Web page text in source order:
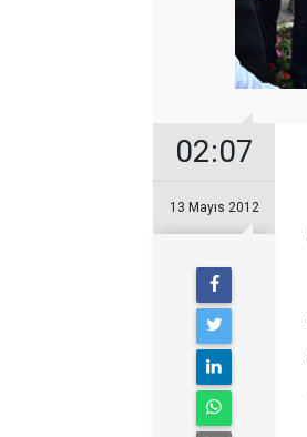
02:07
13 Mayıs 2012